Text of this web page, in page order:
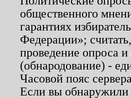
общественного
гарантиях
Федерации»;
проведение опроса
(обнародование) -
Часовой пояс
Если вы